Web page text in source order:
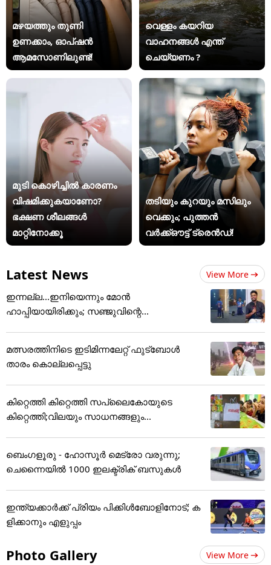
മഴയത്തും തുണി
ഉണക്കാം, ഓപ്ഷൻ
ആമസോണിലുണ്ട്!
വെള്ളം കയറിയ
വാഹനങ്ങൾ എന്ത്
ചെയ്യണം ?
മുടി കൊഴിച്ചിൽ കാരണം
വിഷമിക്കുകയാണോ?
ഭക്ഷണ ശീലങ്ങൾ
മാറ്റിനോക്കൂ
തടിയും കുറയും മസിലും
വെക്കും; പുത്തൻ
വർക്ക്ഔട്ട് ട്രെൻഡ്!
Latest News View More
ഇന്നല്ല...ഇനിയെന്നും മോന്‍
ഹാപ്പിയായിരിക്കും; സഞ്ജുവിന്റെ...
മത്സരത്തിനിടെ ഇടിമിന്നലേറ്റ് ഫുട്ബോൾ
താരം കൊല്ലപ്പെട്ടു
കിറ്റെത്തി കിറ്റെത്തി സപ്ലൈകോയുടെ
കിറ്റെത്തി;വിലയും സാധനങ്ങളും...
ബെംഗളൂരു - ഹോസൂർ മെട്രോ വരുന്നു;
ചെന്നൈയിൽ 1000 ഇലക്ട്രിക് ബസുകൾ
ഇന്ത്യക്കാര്‍ക്ക് പ്രിയം പിക്കിള്‍ബോളിനോട്; ക
ളിക്കാനും എളുപ്പം
Photo Gallery View More